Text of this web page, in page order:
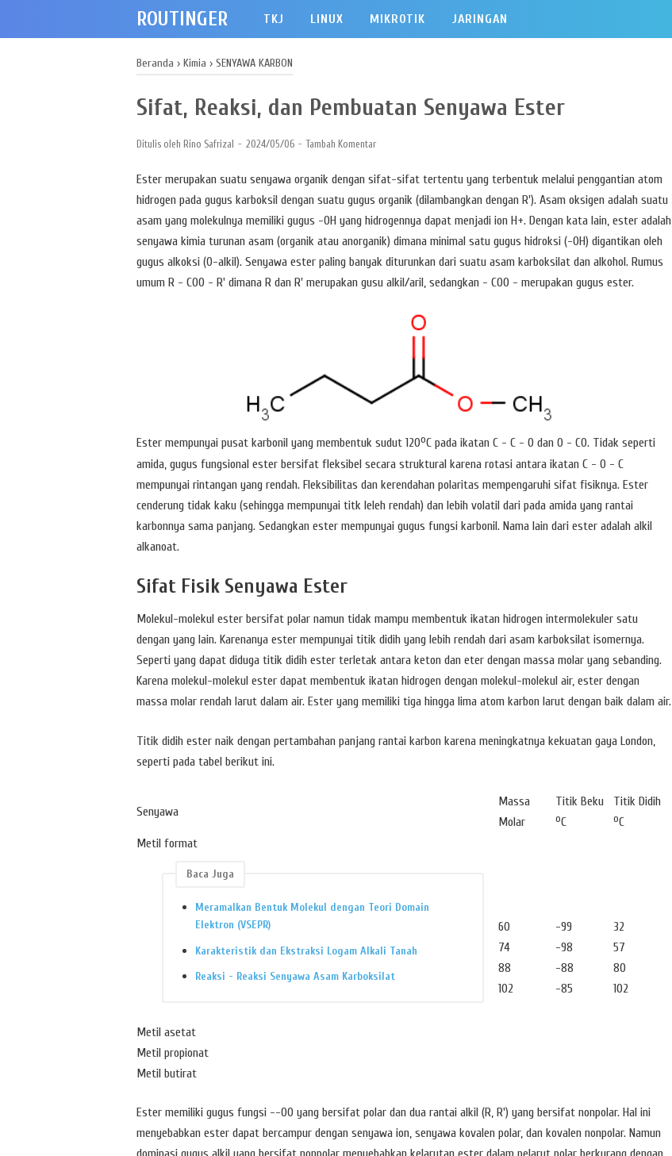
ROUTINGER TKJ LINUX MIKROTIK JARINGAN
Beranda › Kimia › SENYAWA KARBON
Sifat, Reaksi, dan Pembuatan Senyawa Ester
Ditulis oleh Rino Safrizal 2024/05/06 Tambah Komentar
Ester merupakan suatu senyawa organik dengan sifat-sifat tertentu yang terbentuk melalui penggantian atom
hidrogen pada gugus karboksil dengan suatu gugus organik (dilambangkan dengan R'). Asam oksigen adalah suatu
asam yang molekulnya memiliki gugus -OH yang hidrogennya dapat menjadi ion H+. Dengan kata lain, ester adalah
senyawa kimia turunan asam (organik atau anorganik) dimana minimal satu gugus hidroksi (-OH) digantikan oleh
gugus alkoksi (O-alkil). Senyawa ester paling banyak diturunkan dari suatu asam karboksilat dan alkohol. Rumus
umum R - COO - R' dimana R dan R' merupakan gusu alkil/aril, sedangkan - COO - merupakan gugus ester.
Ester mempunyai pusat karbonil yang membentuk sudut 120oC pada ikatan C - C - O dan O - CO. Tidak seperti
amida, gugus fungsional ester bersifat fleksibel secara struktural karena rotasi antara ikatan C - O - C
mempunyai rintangan yang rendah. Fleksibilitas dan kerendahan polaritas mempengaruhi sifat fisiknya. Ester
cenderung tidak kaku (sehingga mempunyai titk leleh rendah) dan lebih volatil dari pada amida yang rantai
karbonnya sama panjang. Sedangkan ester mempunyai gugus fungsi karbonil. Nama lain dari ester adalah alkil
alkanoat.
Sifat Fisik Senyawa Ester
Molekul-molekul ester bersifat polar namun tidak mampu membentuk ikatan hidrogen intermolekuler satu
dengan yang lain. Karenanya ester mempunyai titik didih yang lebih rendah dari asam karboksilat isomernya.
Seperti yang dapat diduga titik didih ester terletak antara keton dan eter dengan massa molar yang sebanding.
Karena molekul-molekul ester dapat membentuk ikatan hidrogen dengan molekul-molekul air, ester dengan
massa molar rendah larut dalam air. Ester yang memiliki tiga hingga lima atom karbon larut dengan baik dalam air.
Titik didih ester naik dengan pertambahan panjang rantai karbon karena meningkatnya kekuatan gaya London,
seperti pada tabel berikut ini.
Senyawa
Massa
Molar
Titik Beku
oC
Titik Didih
oC
Metil format
Baca Juga
Meramalkan Bentuk Molekul dengan Teori Domain
Elektron (VSEPR)
Karakteristik dan Ekstraksi Logam Alkali Tanah
Reaksi - Reaksi Senyawa Asam Karboksilat
Metil asetat
Metil propionat
Metil butirat
60
74
88
102
-99
-98
-88
-85
32
57
80
102
Ester memiliki gugus fungsi --OO yang bersifat polar dan dua rantai alkil (R, R') yang bersifat nonpolar. Hal ini
menyebabkan ester dapat bercampur dengan senyawa ion, senyawa kovalen polar, dan kovalen nonpolar. Namun